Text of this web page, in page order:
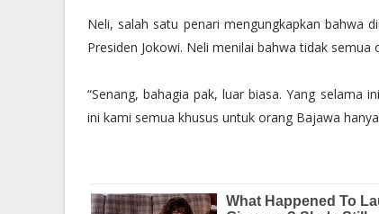
Neli, salah satu penari mengungkapkan bahwa
Presiden Jokowi. Neli menilai bahwa tidak
“Senang, bahagia pak, luar biasa. Yang selama
ini kami semua khusus untuk orang Bajawa